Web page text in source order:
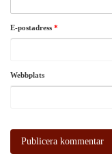
E-postadress *
Webbplats